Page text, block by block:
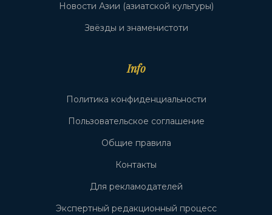
Новости Азии (азиатской культуры)
Звёзды и знаменистоти
Info
Политика конфиденциальности
Пользовательское соглашение
Общие правила
Контакты
Для рекламодателей
Экспертный редакционный процесс